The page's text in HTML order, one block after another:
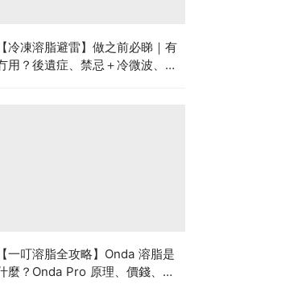
【冷凍溶脂避雷】做之前必睇｜有
用？後遺症、禁忌＋冷微波、雙
【一叮溶脂全攻略】Onda 溶脂是
麼？Onda Pro 原理、價錢、次